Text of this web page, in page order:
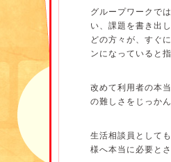
グループワークで
い、課題を書き出
どの方々が、すぐ
ンになっていると
改めて利用者の本
の難しさをじっかん
生活相談員として
様へ本当に必要と